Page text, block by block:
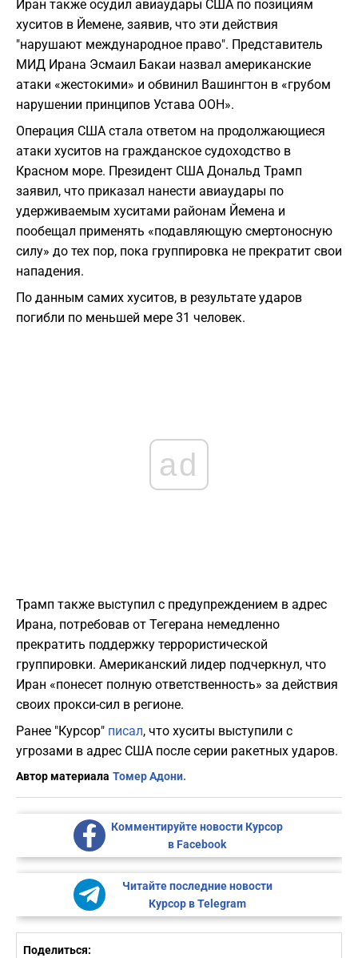
Иран также осудил авиаудары США по позициям
хуситов в Йемене, заявив, что эти действия
"нарушают международное право". Представитель
МИД Ирана Эсмаил Бакаи назвал американские
атаки «жестокими» и обвинил Вашингтон в «грубом
нарушении принципов Устава ООН».
Операция США стала ответом на продолжающиеся
атаки хуситов на гражданское судоходство в
Красном море. Президент США Дональд Трамп
заявил, что приказал нанести авиаудары по
удерживаемым хуситами районам Йемена и
пообещал применять «подавляющую смертоносную
силу» до тех пор, пока группировка не прекратит свои
нападения.
По данным самих хуситов, в результате ударов
погибли по меньшей мере 31 человек.
ad
Трамп также выступил с предупреждением в адрес
Ирана, потребовав от Тегерана немедленно
прекратить поддержку террористической
группировки. Американский лидер подчеркнул, что
Иран «понесет полную ответственность» за действия
своих прокси-сил в регионе.
Ранее "Курсор" писал, что хуситы выступили с
угрозами в адрес США после серии ракетных ударов.
Автор материала Томер Адони.
Комментируйте новости Курсор
в Facebook
Читайте последние новости
Курсор в Telegram
Поделиться: